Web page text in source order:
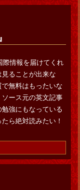
際情報を届けてくれ
ることが出来な
無料はもったいな
ース元の英文記事
強にもなっている
ら絶対読みたい！